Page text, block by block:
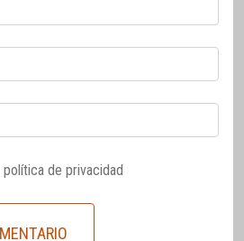
política de privacidad